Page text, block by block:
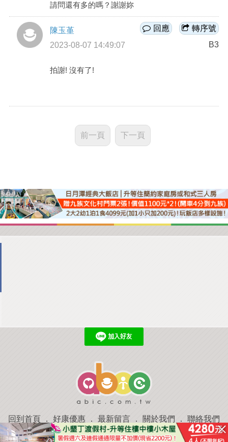
請問還有多的嗎？謝謝妳
陳玉堇
2023-08-07 14:49:07
B3
回應 轉序號
拍謝! 沒有了!
前一頁 下一頁
回到首頁 ． 好康優惠 ． 最新留言 ． 關於我們 ． 聯絡我們
部落格微件．商家合作．討論區．推薦景點． APP下載